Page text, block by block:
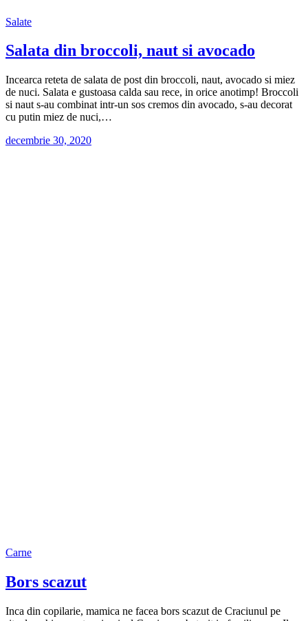
Salate
Salata din broccoli, naut si avocado
Incearca reteta de salata de post din broccoli, naut, avocado si miez
de nuci. Salata e gustoasa calda sau rece, in orice anotimp! Broccoli
si naut s-au combinat intr-un sos cremos din avocado, s-au decorat
cu putin miez de nuci,…
decembrie 30, 2020
Carne
Bors scazut
Inca din copilarie, mamica ne facea bors scazut de Craciunul pe